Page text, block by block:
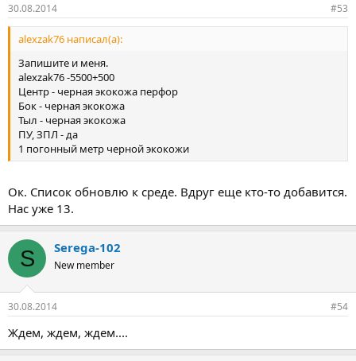
30.08.2014 #53
alexzak76 написал(а):
Запишите и меня.
alexzak76 -5500+500
Центр - черная экокожа перфор
Бок - черная экокожа
Тыл - черная экокожа
ПУ, ЗПЛ - да
1 погонный метр черной экокожи
Ок. Список обновлю к среде. Вдруг еще кто-то добавится.
Нас уже 13.
S Serega-102
New member
30.08.2014 #54
Ждем, ждем, ждем....